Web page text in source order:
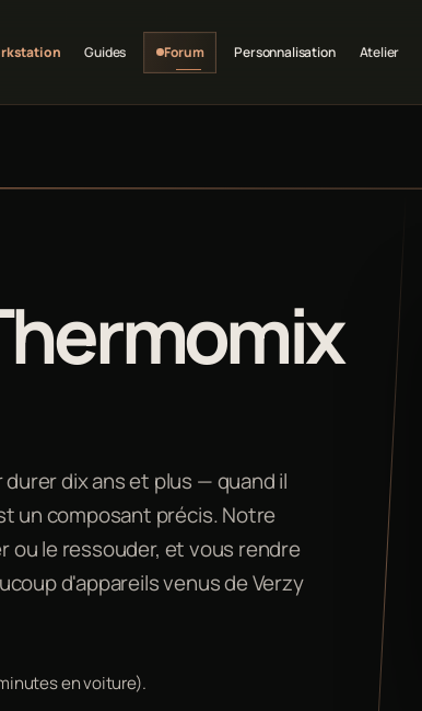
Guides Forum Personnalisation Atelier
dix ans et plus — quand il
un composant précis. Notre
ou le ressouder, et vous rendre
d'appareils venus de Verzy
en voiture).